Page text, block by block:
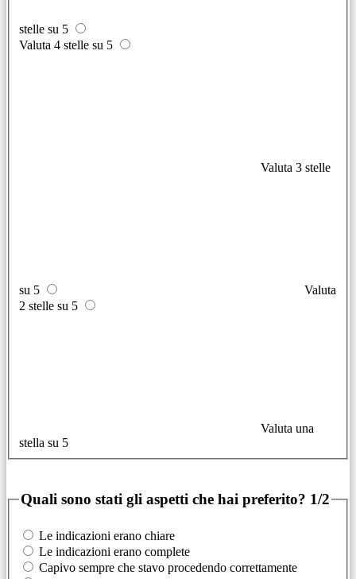
stelle su 5
Valuta 4 stelle su 5
Valuta 3 stelle
su 5
Valuta
2 stelle su 5
Valuta una
stella su 5
Quali sono stati gli aspetti che hai preferito? 1/2
Le indicazioni erano chiare
Le indicazioni erano complete
Capivo sempre che stavo procedendo correttamente